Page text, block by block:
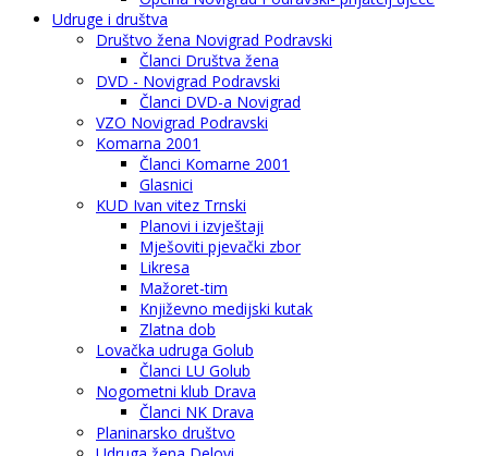
Udruge i društva
Društvo žena Novigrad Podravski
Članci Društva žena
DVD - Novigrad Podravski
Članci DVD-a Novigrad
VZO Novigrad Podravski
Komarna 2001
Članci Komarne 2001
Glasnici
KUD Ivan vitez Trnski
Planovi i izvještaji
Mješoviti pjevački zbor
Likresa
Mažoret-tim
Književno medijski kutak
Zlatna dob
Lovačka udruga Golub
Članci LU Golub
Nogometni klub Drava
Članci NK Drava
Planinarsko društvo